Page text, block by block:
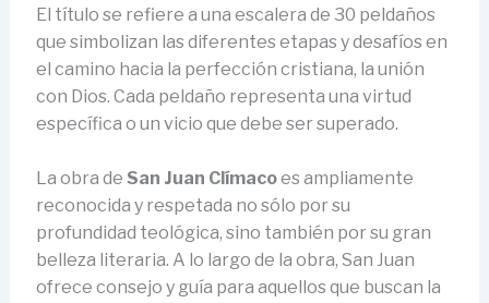
El título se refiere a una escalera de 30 peldaños
que simbolizan las diferentes etapas y desafíos en
el camino hacia la perfección cristiana, la unión
con Dios. Cada peldaño representa una virtud
específica o un vicio que debe ser superado.
La obra de San Juan Clímacoes ampliamente
reconocida y respetada no sólo por su
profundidad teológica, sino también por su gran
belleza literaria. A lo largo de la obra, San Juan
ofrece consejo y guía para aquellos que buscan la